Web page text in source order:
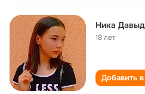
Ника
18 лет
Добавить